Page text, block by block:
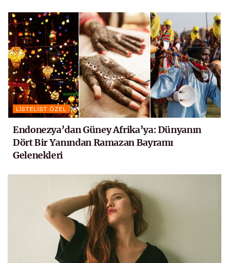
LISTELIST ÖZEL
Endonezya’dan Güney Afrika’ya: Dünyanın
Dört Bir Yanından Ramazan Bayramı
Gelenekleri